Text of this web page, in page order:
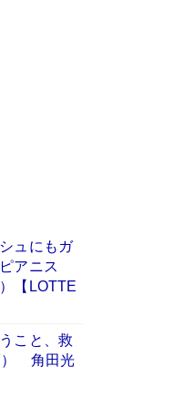
スト3を独
セラー］
ュにもガ
アニス
【LOTTE
こと、救
） 角田光